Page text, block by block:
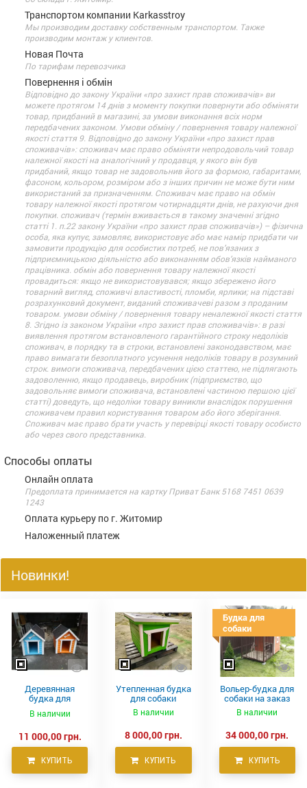
Транспортом компании Karkasstroy
Мы производим доставку собственным транспортом. Также
производим монтаж у клиентов.
Новая Почта
По тарифам перевозчика
Повернення і обмін
Відповідно до закону України «про захист прав споживачів» ви
можете протягом 14 днів з моменту покупки повернути або обміняти
товар, придбаний в магазині, за умови виконання всіх норм
передбачених законом. Умови обміну / повернення товару належної
якості стаття 9. Відповідно до закону України «про захист прав
споживачів»: споживач має право обміняти непродовольчий товар
належної якості на аналогічний у продавця, у якого він був
придбаний, якщо товар не задовольнив його за формою, габаритами,
фасоном, кольором, розміром або з інших причин не може бути ним
використаний за призначенням. Споживач має право на обмін
товару належної якості протягом чотирнадцяти днів, не рахуючи дня
покупки. споживач (термін вживається в такому значенні згідно
статті 1. п.22 закону України «про захист прав споживачів») – фізична
особа, яка купує, замовляє, використовує або має намір придбати чи
замовити продукцію для особистих потреб, не пов’язаних з
підприємницькою діяльністю або виконанням обов’язків найманого
працівника. обмін або повернення товару належної якості
провадиться: якщо не використовувався; якщо збережено його
товарний вигляд, споживчі властивості, пломби, ярлики; на підставі
розрахунковий документ, виданий споживачеві разом з проданим
товаром. умови обміну / повернення товару неналежної якості стаття
8. Згідно із законом України «про захист прав споживачів»: в разі
виявлення протягом встановленого гарантійного строку недоліків
споживач, в порядку та в строки, встановлені законодавством, має
право вимагати безоплатного усунення недоліків товару в розумний
строк. вимоги споживача, передбачених цією статтею, не підлягають
задоволенню, якщо продавець, виробник (підприємство, що
задовольняє вимоги споживача, встановлені частиною першою цієї
статті) доведуть, що недоліки товару виникли внаслідок порушення
споживачем правил користування товаром або його зберігання.
Споживач має право брати участь у перевірці якості товару особисто
або через свого представника.
Способы оплаты
Онлайн оплата
Предоплата принимается на картку Приват Банк 5168 7451 0639
1243
Оплата курьеру по г. Житомир
Наложенный платеж
Новинки!
Деревянная
будка для
крупных собак
В наличии
11 000,00 грн.
КУПИТЬ
Утепленная будка
для собаки
В наличии
8 000,00 грн.
КУПИТЬ
Будка для
собаки
Вольер-будка для
собаки на заказ
В наличии
34 000,00 грн.
КУПИТЬ